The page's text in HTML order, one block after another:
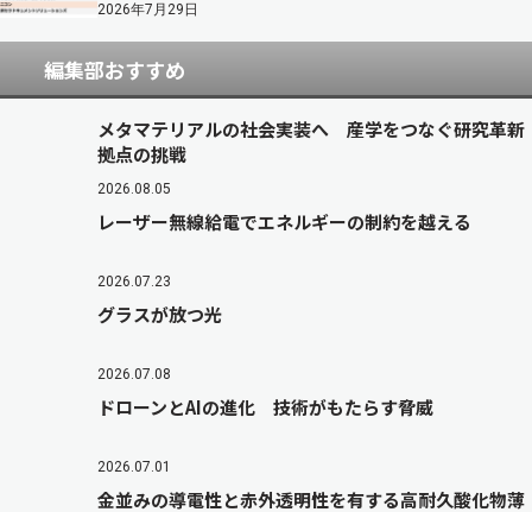
2026年7月29日
編集部おすすめ
メタマテリアルの社会実装へ 産学をつなぐ研究革新
拠点の挑戦
2026.08.05
レーザー無線給電でエネルギーの制約を越える
2026.07.23
グラスが放つ光
2026.07.08
ドローンとAIの進化 技術がもたらす脅威
2026.07.01
金並みの導電性と赤外透明性を有する高耐久酸化物薄